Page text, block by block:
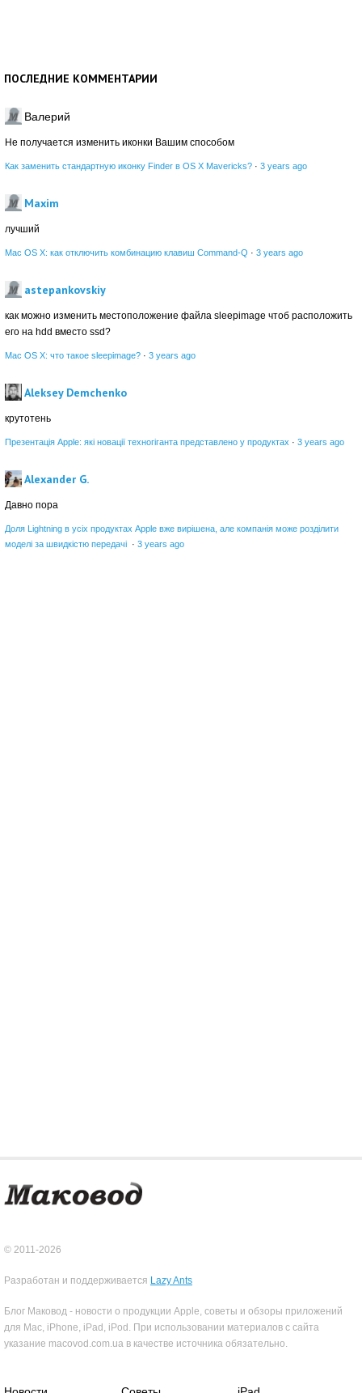
ПОСЛЕДНИЕ КОММЕНТАРИИ
Валерий
Не получается изменить иконки Вашим способом
Как заменить стандартную иконку Finder в OS X Mavericks? · 3 years ago
Maxim
лучший
Mac OS X: как отключить комбинацию клавиш Command-Q · 3 years ago
astepankovskiy
как можно изменить местоположение файла sleepimage чтоб расположить
его на hdd вместо ssd?
Mac OS X: что такое sleepimage? · 3 years ago
Aleksey Demchenko
крутотень
Презентація Apple: які новації техногіганта представлено у продуктах · 3 years ago
Alexander G.
Давно пора
Доля Lightning в усіх продуктах Apple вже вирішена, але компанія може розділити
моделі за швидкістю передачі · 3 years ago
© 2011-2026
Разработан и поддерживается Lazy Ants
Блог Маковод - новости о продукции Apple, советы и обзоры приложений
для Mac, iPhone, iPad, iPod. При использовании материалов с сайта
указание macovod.com.ua в качестве источника обязательно.